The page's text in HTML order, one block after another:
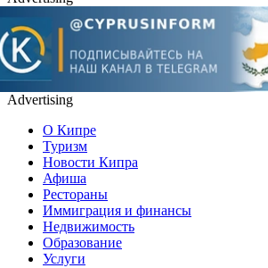
Advertising
О Кипре
Туризм
Новости Кипра
Афиша
Рестораны
Иммиграция и финансы
Недвижимость
Образование
Услуги